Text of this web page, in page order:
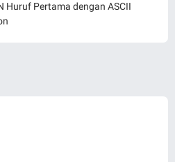
Huruf Pertama dengan ASCII